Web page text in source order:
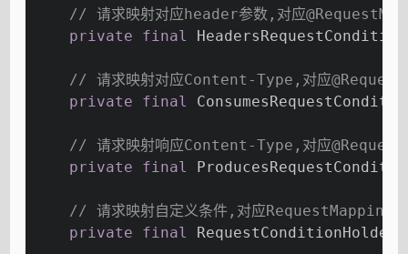
// 请求映射对应header参数,对应
private
final
// 请求映射对应Content-Type,对应
private
final
// 请求映射响应Content-Type,对应
private
final
// 请求映射自定义条件,对应
private
final